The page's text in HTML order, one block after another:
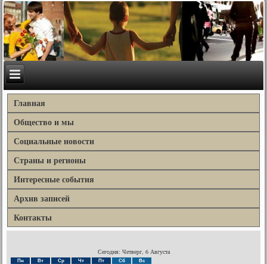
Главная
Общество и мы
Социальные новости
Страны и регионы
Интересные события
Архив записей
Контакты
Сегодня: Четверг, 6 Августа
Пн Вт Ср Чт Пт Сб Вс